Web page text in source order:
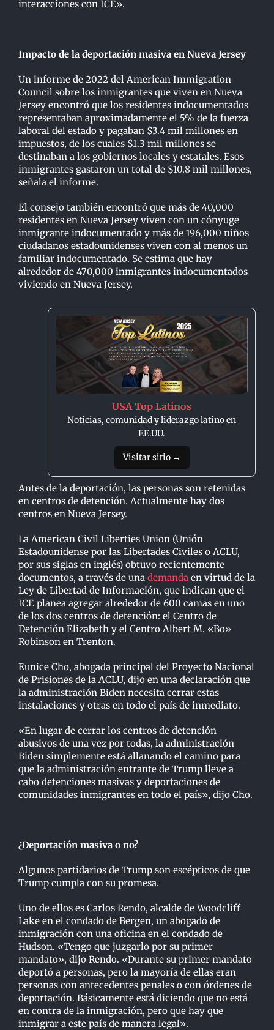
interacciones con ICE».
Impacto de la deportación masiva en Nueva Jersey
Un informe de 2022 del American Immigration
Council sobre los inmigrantes que viven en Nueva
Jersey encontró que los residentes indocumentados
representaban aproximadamente el 5% de la fuerza
laboral del estado y pagaban $3.4 mil millones en
impuestos, de los cuales $1.3 mil millones se
destinaban a los gobiernos locales y estatales. Esos
inmigrantes gastaron un total de $10.8 mil millones,
señala el informe.
El consejo también encontró que más de 40,000
residentes en Nueva Jersey viven con un cónyuge
inmigrante indocumentado y más de 196,000 niños
ciudadanos estadounidenses viven con al menos un
familiar indocumentado. Se estima que hay
alrededor de 470,000 inmigrantes indocumentados
viviendo en Nueva Jersey.
USA Top Latinos
Noticias, comunidad y liderazgo latino en
EE.UU.
Visitar sitio →
Antes de la deportación, las personas son retenidas
en centros de detención. Actualmente hay dos
centros en Nueva Jersey.
La American Civil Liberties Union (Unión
Estadounidense por las Libertades Civiles o ACLU,
por sus siglas en inglés) obtuvo recientemente
documentos, a través de una demanda en virtud de la
Ley de Libertad de Información, que indican que el
ICE planea agregar alrededor de 600 camas en uno
de los dos centros de detención: el Centro de
Detención Elizabeth y el Centro Albert M. «Bo»
Robinson en Trenton.
Eunice Cho, abogada principal del Proyecto Nacional
de Prisiones de la ACLU, dijo en una declaración que
la administración Biden necesita cerrar estas
instalaciones y otras en todo el país de inmediato.
«En lugar de cerrar los centros de detención
abusivos de una vez por todas, la administración
Biden simplemente está allanando el camino para
que la administración entrante de Trump lleve a
cabo detenciones masivas y deportaciones de
comunidades inmigrantes en todo el país», dijo Cho.
¿Deportación masiva o no?
Algunos partidarios de Trump son escépticos de que
Trump cumpla con su promesa.
Uno de ellos es Carlos Rendo, alcalde de Woodcliff
Lake en el condado de Bergen, un abogado de
inmigración con una oficina en el condado de
Hudson. «Tengo que juzgarlo por su primer
mandato», dijo Rendo. «Durante su primer mandato
deportó a personas, pero la mayoría de ellas eran
personas con antecedentes penales o con órdenes de
deportación. Básicamente está diciendo que no está
en contra de la inmigración, pero que hay que
inmigrar a este país de manera legal».